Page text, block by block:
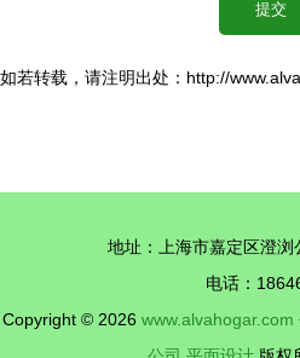
如若转载，请注明出处：http://
地址：上海市嘉定区澄
电话：
Copyright © 2026 www.alvahogar.com